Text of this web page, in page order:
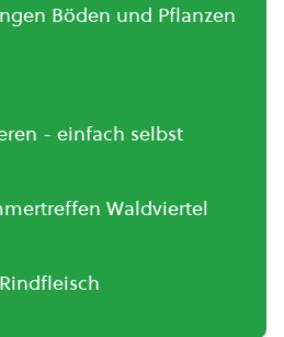
Böden und Pflanzen
- einfach selbst
Waldviertel